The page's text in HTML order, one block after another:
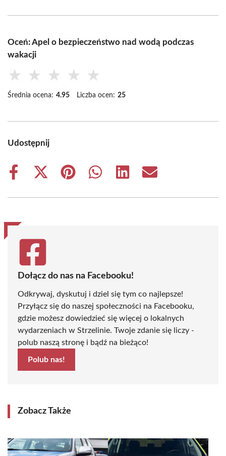
Oceń: Apel o bezpieczeństwo nad wodą podczas
wakacji
★ ★ ★ ★ ★
Średnia ocena: 4.95 Liczba ocen: 25
Udostępnij
Share
Share
(Twitter)
Share
Share
Share
Share
Dołącz do nas na Facebooku!
Odkrywaj, dyskutuj i dziel się tym co najlepsze!
Przyłącz się do naszej społeczności na Facebooku,
gdzie możesz dowiedzieć się więcej o lokalnych
wydarzeniach w Strzelinie. Twoje zdanie się liczy -
polub naszą stronę i bądź na bieżąco!
Polub nas!
Zobacz Także